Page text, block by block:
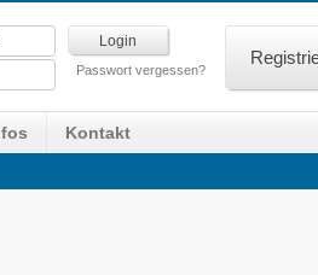
Passwort vergessen?
Kontakt